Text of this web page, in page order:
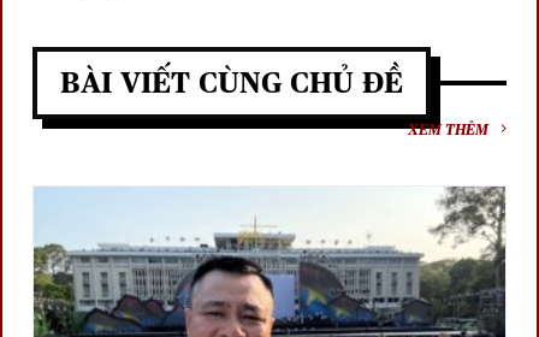
BÀI VIẾT CÙNG CHỦ ĐỀ
XEM THÊM